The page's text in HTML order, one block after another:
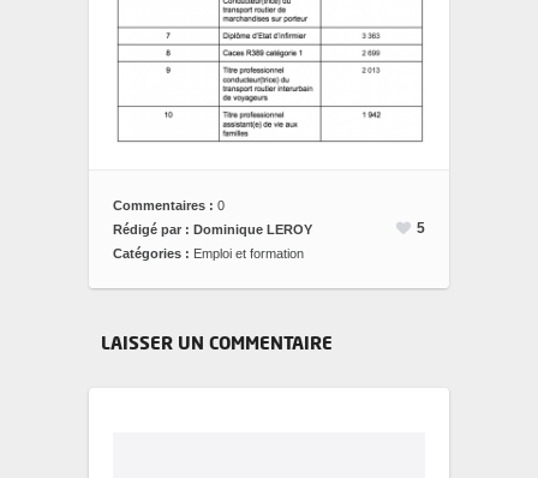
Commentaires : 0
Rédigé par : Dominique LEROY
Catégories : Emploi et formation
5
LAISSER UN COMMENTAIRE